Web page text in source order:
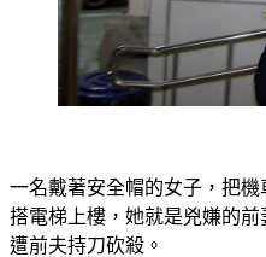
一名戴著安全帽的女子，把
搭電梯上樓，她就是兇嫌的前